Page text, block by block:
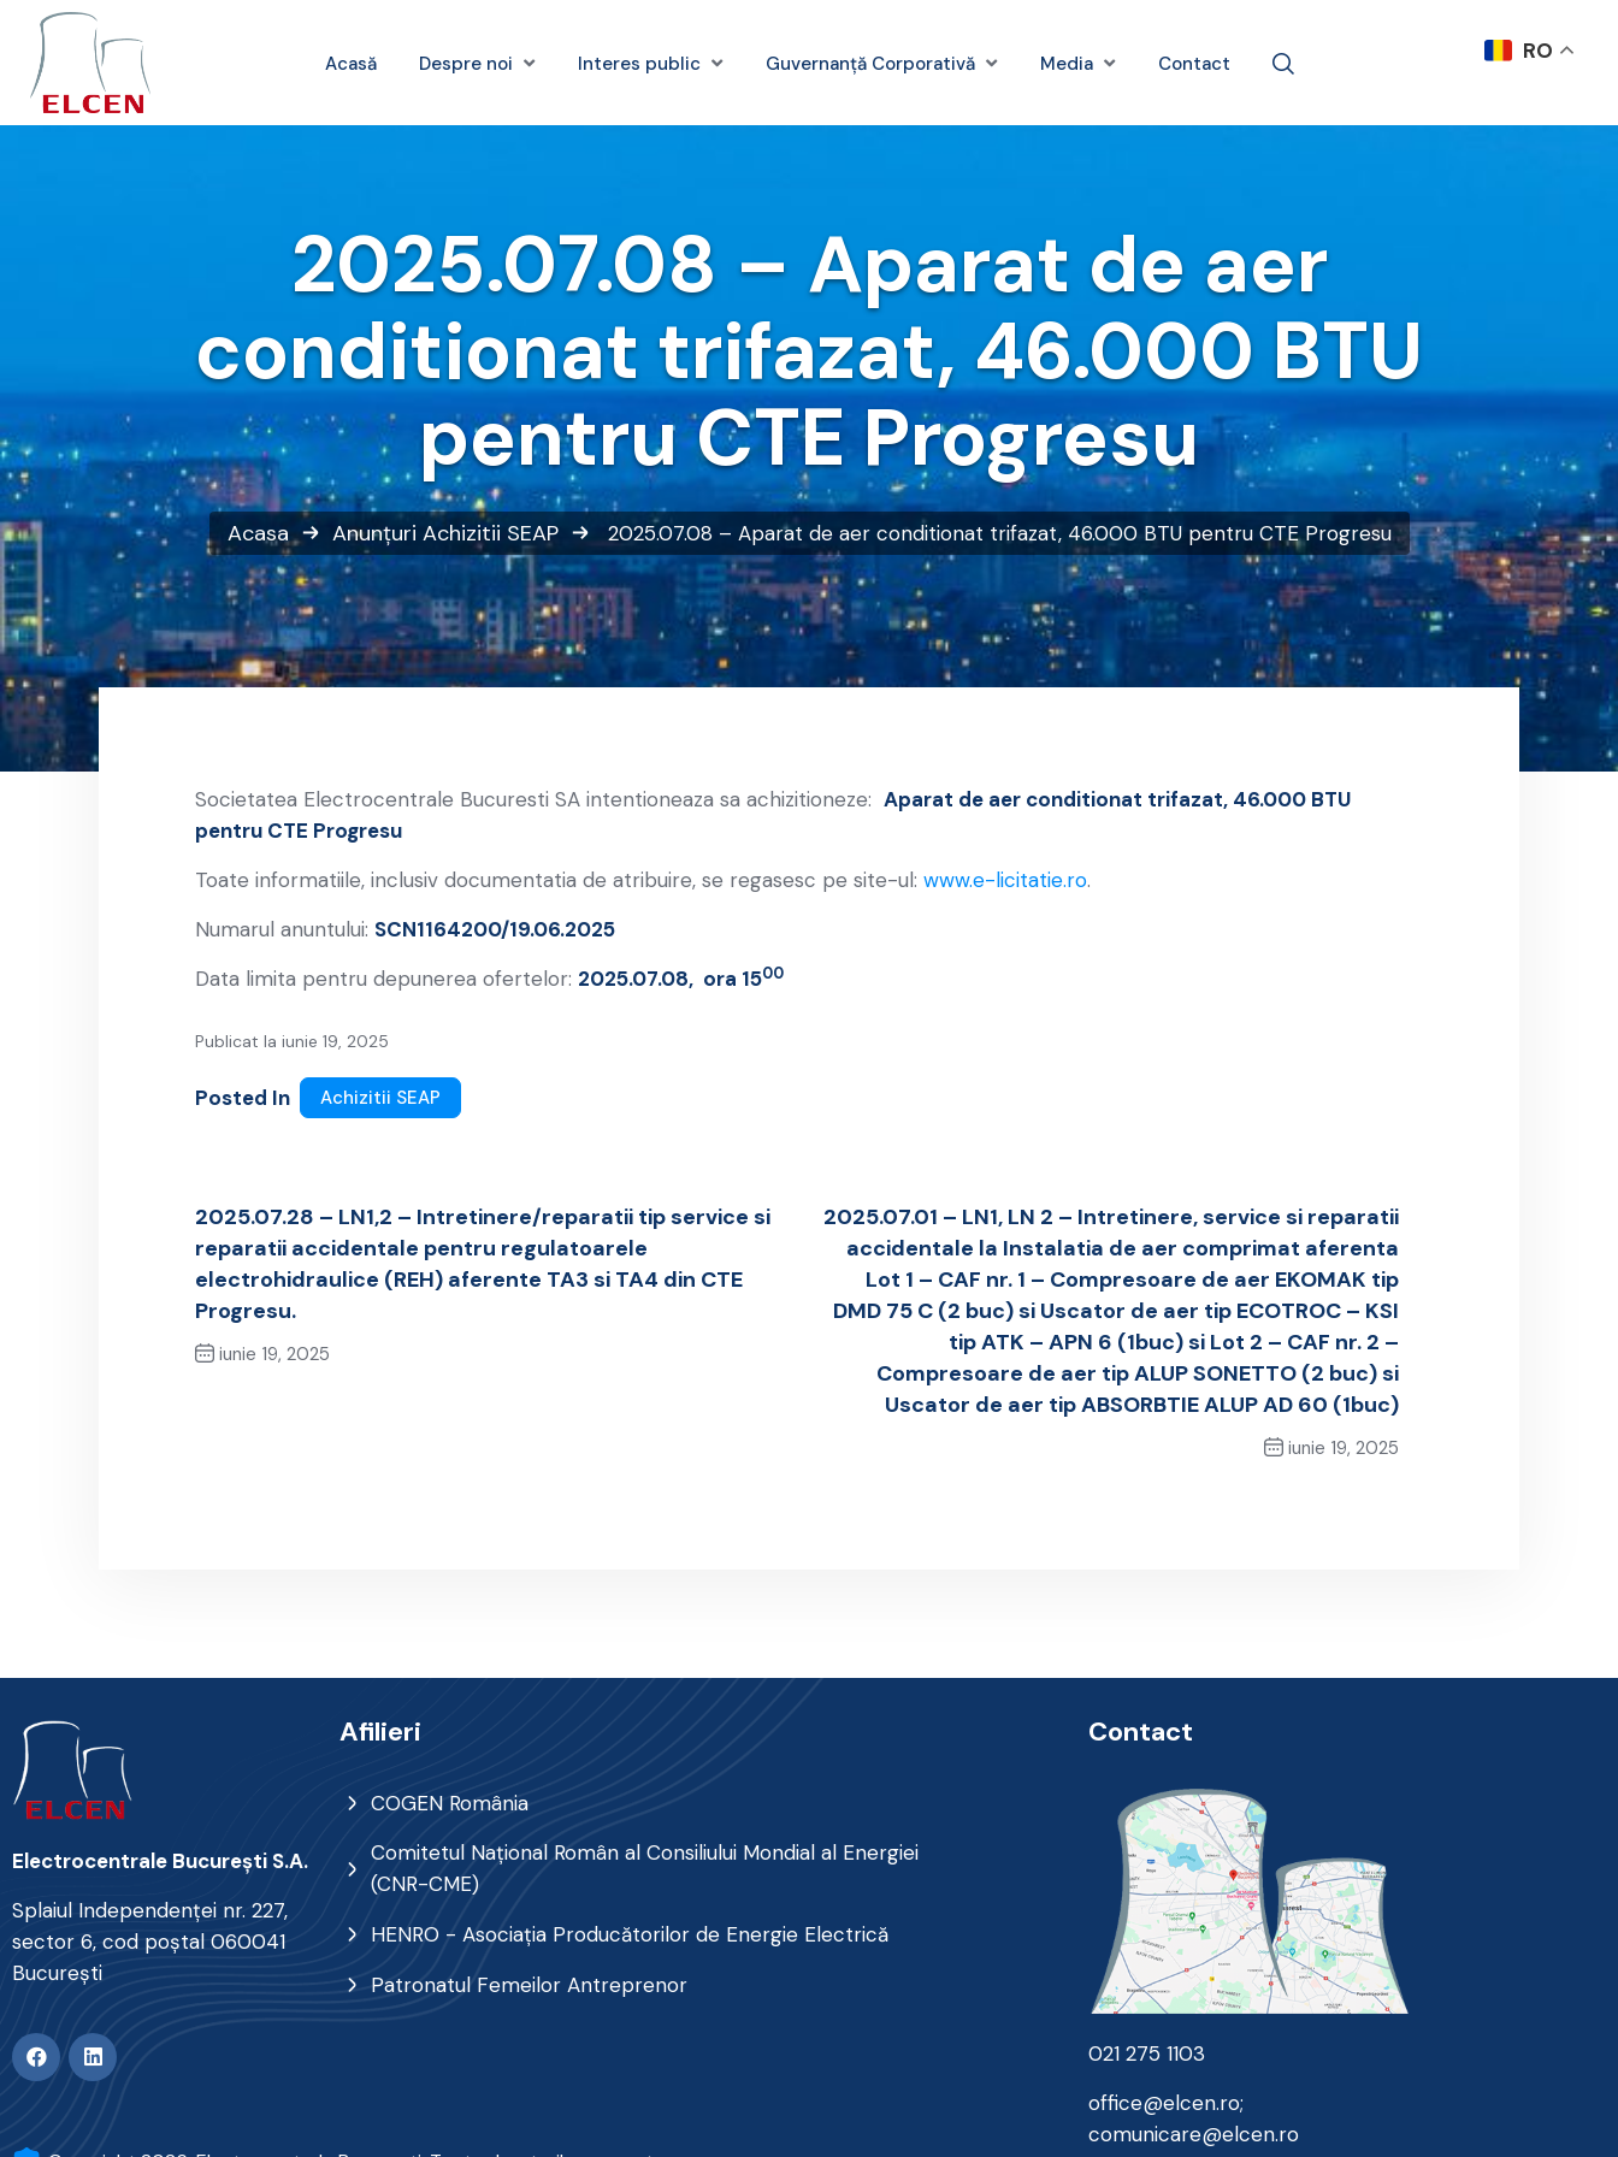
Acasă Despre noi Interes public Guvernanță Corporativă Media Contact
2025.07.08 – Aparat de aer
conditionat trifazat, 46.000 BTU
pentru CTE Progresu
Acasa Anunțuri Achizitii SEAP 2025.07.08 – Aparat de aer conditionat trifazat, 46.000 BTU pentru CTE Progresu
Societatea Electrocentrale Bucuresti SA intentioneaza sa achizitioneze: Aparat de aer conditionat trifazat, 46.000 BTU
pentru CTE Progresu
Toate informatiile, inclusiv documentatia de atribuire, se regasesc pe site-ul: www.e-licitatie.ro.
Numarul anuntului: SCN1164200/19.06.2025
Data limita pentru depunerea ofertelor: 2025.07.08, ora 1500
Publicat la iunie 19, 2025
Posted In Achizitii SEAP
2025.07.28 – LN1,2 – Intretinere/reparatii tip service si
reparatii accidentale pentru regulatoarele
electrohidraulice (REH) aferente TA3 si TA4 din CTE
Progresu.
iunie 19, 2025
2025.07.01 – LN1, LN 2 – Intretinere, service si reparatii
accidentale la Instalatia de aer comprimat aferenta
Lot 1 – CAF nr. 1 – Compresoare de aer EKOMAK tip
DMD 75 C (2 buc) si Uscator de aer tip ECOTROC – KSI
tip ATK – APN 6 (1buc) si Lot 2 – CAF nr. 2 –
Compresoare de aer tip ALUP SONETTO (2 buc) si
Uscator de aer tip ABSORBTIE ALUP AD 60 (1buc)
iunie 19, 2025
Electrocentrale Bucureşti S.A.
Splaiul Independenţei nr. 227,
sector 6, cod poştal 060041
Bucureşti
Afilieri
COGEN România
Comitetul Naţional Român al Consiliului Mondial al Energiei
(CNR-CME)
HENRO - Asociația Producătorilor de Energie Electrică
Patronatul Femeilor Antreprenor
Contact
021 275 1103
office@elcen.ro;
comunicare@elcen.ro
RO